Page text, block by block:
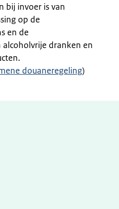
bij invoer is van
op de
en de
dranken en
douaneregeling)